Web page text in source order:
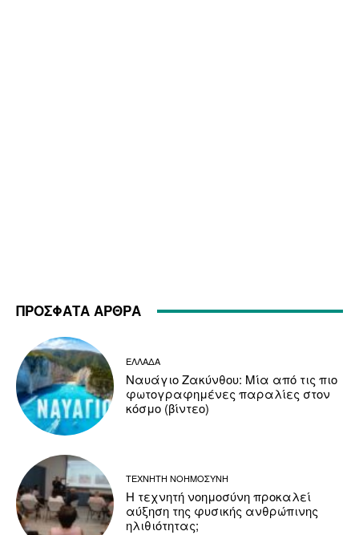
ΠΡΟΣΦΑΤΑ ΑΡΘΡΑ
ΕΛΛΑΔΑ
Ναυάγιο Ζακύνθου: Μία από τις πιο
φωτογραφημένες παραλίες στον
κόσμο (βίντεο)
ΤΕΧΝΗΤΗ ΝΟΗΜΟΣΥΝΗ
Η τεχνητή νοημοσύνη προκαλεί
αύξηση της φυσικής ανθρώπινης
ηλιθιότητας;